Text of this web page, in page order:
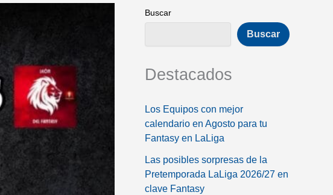
Buscar
Buscar
Destacados
Los Equipos con mejor
calendario en Agosto para tu
Fantasy en LaLiga
Las posibles sorpresas de la
Pretemporada LaLiga 2026/27 en
clave Fantasy